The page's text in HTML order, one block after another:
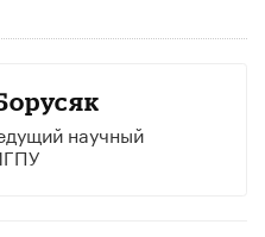
научный